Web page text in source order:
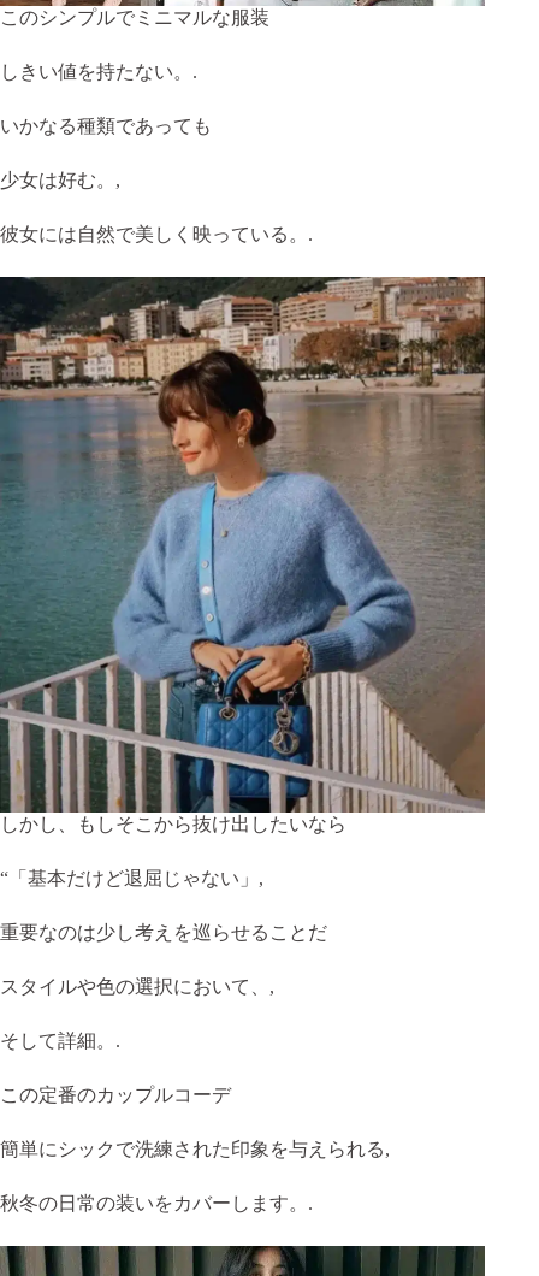
このシンプルでミニマルな服装
しきい値を持たない。.
いかなる種類であっても
少女は好む。,
彼女には自然で美しく映っている。.
しかし、もしそこから抜け出したいなら
“「基本だけど退屈じゃない」,
重要なのは少し考えを巡らせることだ
スタイルや色の選択において、,
そして詳細。.
この定番のカップルコーデ
簡単にシックで洗練された印象を与えられる,
秋冬の日常の装いをカバーします。.